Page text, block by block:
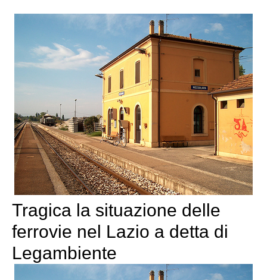
Tragica la situazione delle
ferrovie nel Lazio a detta di
Legambiente